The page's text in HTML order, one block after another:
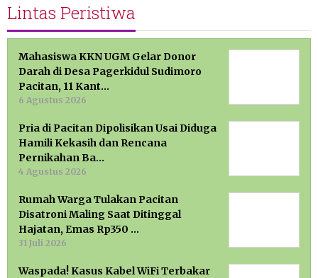
Lintas Peristiwa
Mahasiswa KKN UGM Gelar Donor
Darah di Desa Pagerkidul Sudimoro
Pacitan, 11 Kant…
6 Agustus 2026
Pria di Pacitan Dipolisikan Usai Diduga
Hamili Kekasih dan Rencana
Pernikahan Ba…
4 Agustus 2026
Rumah Warga Tulakan Pacitan
Disatroni Maling Saat Ditinggal
Hajatan, Emas Rp350 …
31 Juli 2026
Waspada! Kasus Kabel WiFi Terbakar